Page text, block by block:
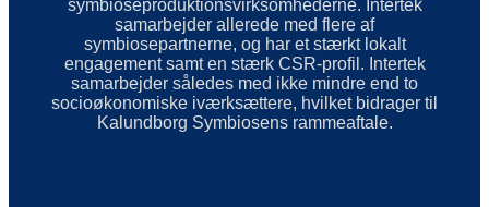
symbioseproduktionsvirksomhederne. Intertek
samarbejder allerede med flere af
symbiosepartnerne, og har et stærkt lokalt
engagement samt en stærk CSR-profil. Intertek
samarbejder således med ikke mindre end to
socioøkonomiske iværksættere, hvilket bidrager til
Kalundborg Symbiosens rammeaftale.